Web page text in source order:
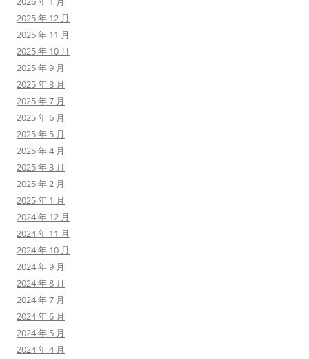
2025 年 12 月
2025 年 11 月
2025 年 10 月
2025 年 9 月
2025 年 8 月
2025 年 7 月
2025 年 6 月
2025 年 5 月
2025 年 4 月
2025 年 3 月
2025 年 2 月
2025 年 1 月
2024 年 12 月
2024 年 11 月
2024 年 10 月
2024 年 9 月
2024 年 8 月
2024 年 7 月
2024 年 6 月
2024 年 5 月
2024 年 4 月